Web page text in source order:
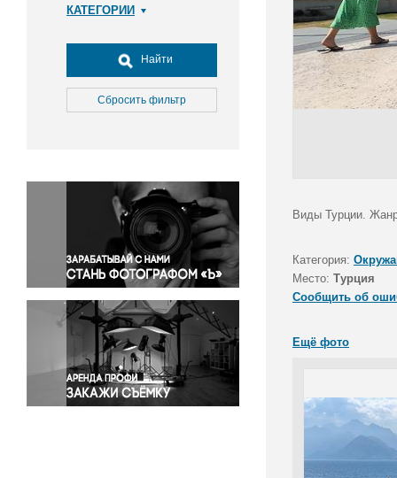
КАТЕГОРИИ
Досуг, туризм и отдых
Культура
Медицина
Окружающая среда
Политика
Правосудие
Происшествия и конфликты
Религия
Светская жизнь
Спорт
Экология
Экономика и бизнес
Найти
Сбросить фильтр
Виды Турции.
Категория:
Место: Турция
Сообщить об
Ещё фото